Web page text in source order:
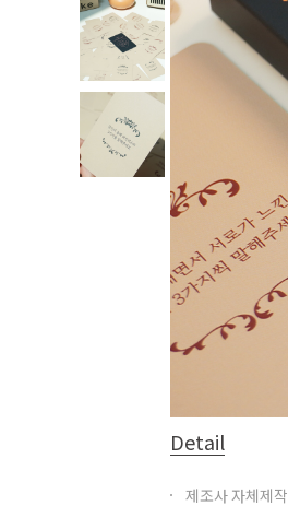
Detail
제조사 자체제작